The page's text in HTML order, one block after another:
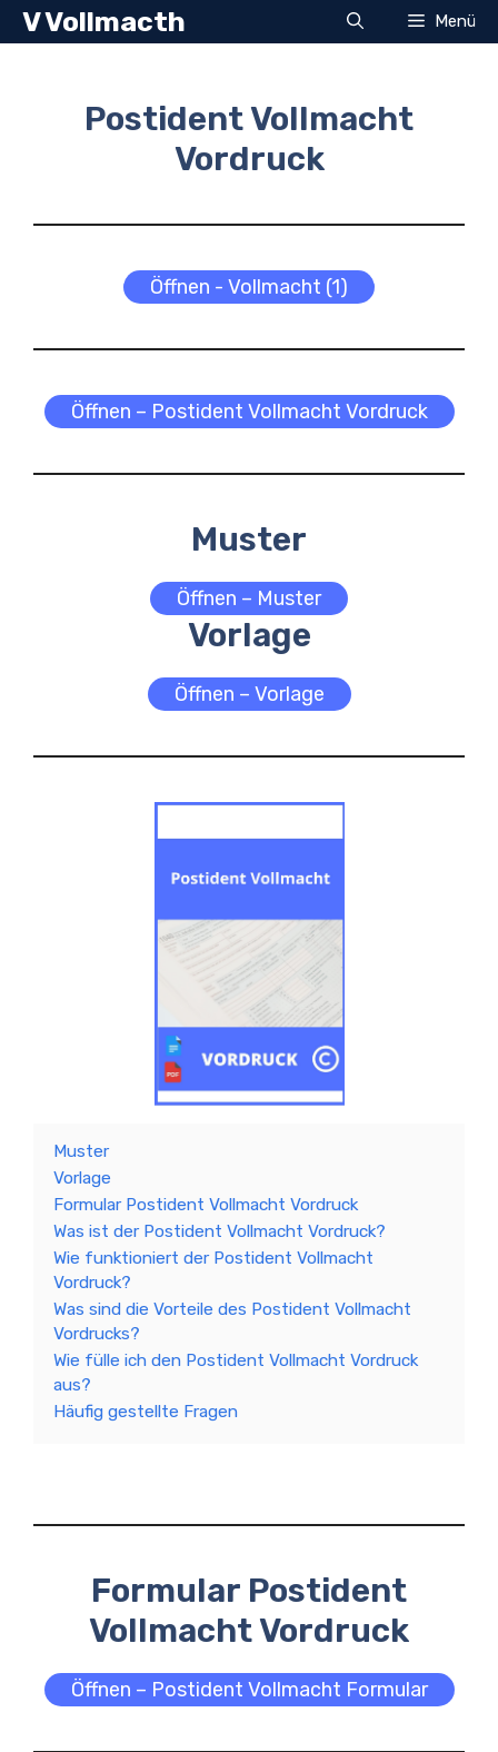
Zum
Inhalt
V Vollmacth Menü
Postident Vollmacht
Vordruck
Öffnen - Vollmacht (1)
Öffnen – Postident Vollmacht Vordruck
Muster
Öffnen – Muster
Vorlage
Öffnen – Vorlage
Muster
Vorlage
Formular Postident Vollmacht Vordruck
Was ist der Postident Vollmacht Vordruck?
Wie funktioniert der Postident Vollmacht
Vordruck?
Was sind die Vorteile des Postident Vollmacht
Vordrucks?
Wie fülle ich den Postident Vollmacht Vordruck
aus?
Häufig gestellte Fragen
Formular Postident
Vollmacht Vordruck
Öffnen – Postident Vollmacht Formular